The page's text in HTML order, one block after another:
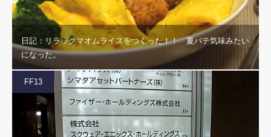
日記：リラックマオムライスをつくった！！ 夏バテ気味みたい
になった。
FF13